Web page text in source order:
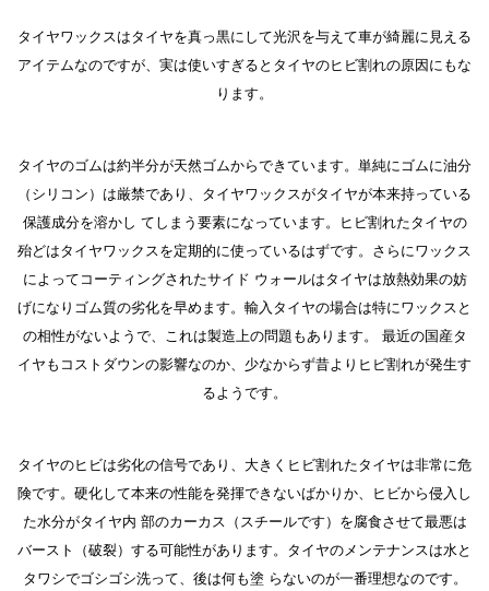
タイヤワックスはタイヤを真っ黒にして光沢を与えて車が綺麗に見える
アイテムなのですが、実は使いすぎるとタイヤのヒビ割れの原因にもな
ります。
タイヤのゴムは約半分が天然ゴムからできています。単純にゴムに油分
（シリコン）は厳禁であり、タイヤワックスがタイヤが本来持っている
保護成分を溶かし てしまう要素になっています。ヒビ割れたタイヤの
殆どはタイヤワックスを定期的に使っているはずです。さらにワックス
によってコーティングされたサイド ウォールはタイヤは放熱効果の妨
げになりゴム質の劣化を早めます。輸入タイヤの場合は特にワックスと
の相性がないようで、これは製造上の問題もあります。 最近の国産タ
イヤもコストダウンの影響なのか、少なからず昔よりヒビ割れが発生す
るようです。
タイヤのヒビは劣化の信号であり、大きくヒビ割れたタイヤは非常に危
険です。硬化して本来の性能を発揮できないばかりか、ヒビから侵入し
た水分がタイヤ内 部のカーカス（スチールです）を腐食させて最悪は
バースト（破裂）する可能性があります。タイヤのメンテナンスは水と
タワシでゴシゴシ洗って、後は何も塗 らないのが一番理想なのです。